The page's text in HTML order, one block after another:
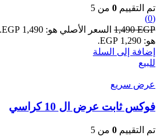
تم التقييم 0 من 5
(0)
1,490EGP السعر الأصلي هو: 1,490 EGP.
هو: 1,290 EGP.
إضافة إلى السلة
للبيع
عرض سريع
فوكس ثابت عرض ال 10 كراسي
تم التقييم 0 من 5